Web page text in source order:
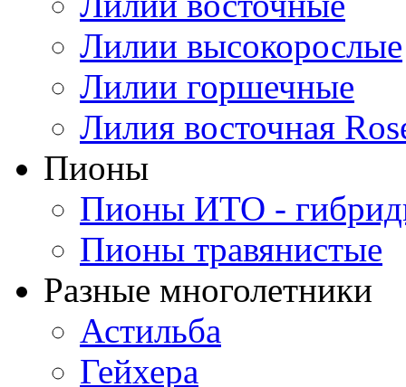
Лилии высокорослые
Лилии горшечные
Лилия восточная
Пионы
Пионы ИТО -
Пионы травянистые
Разные многолетники
Астильба
Гейхера